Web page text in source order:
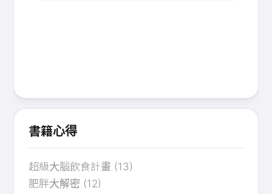
書籍心得
超級大腦飲食計畫 (13)
肥胖大解密 (12)